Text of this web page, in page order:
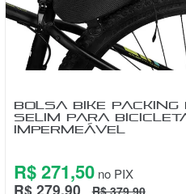
BOLSA BIKE PACKING
SELIM PARA
IMPERMEÁVEL
R$ 271,50no PIX
R$ 279,90 R$ 379,90